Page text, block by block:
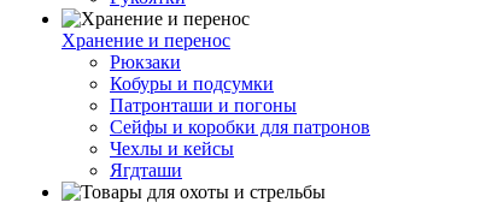
Хранение и перенос
Рюкзаки
Кобуры и подсумки
Патронташи и погоны
Сейфы и коробки для патронов
Чехлы и кейсы
Ягдташи